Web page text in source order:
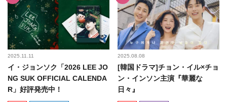
2025.11.11
イ・ジョンソク「2026 LEE JO
NG SUK OFFICIAL CALENDA
R」好評発売中！
2025.08.08
[韓国ドラマ]チョン・イル×チョ
ン・インソン主演『華麗な
日々』